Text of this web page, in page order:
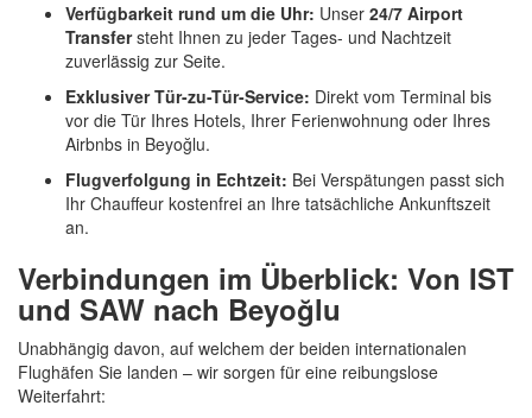
Verfügbarkeit rund um die Uhr: Unser 24/7 Airport
Transfersteht Ihnen zu jeder Tages- und Nachtzeit
zuverlässig zur Seite.
Exklusiver Tür-zu-Tür-Service: Direkt vom Terminal bis
vor die Tür Ihres Hotels, Ihrer Ferienwohnung oder Ihres
Airbnbs in Beyoğlu.
Flugverfolgung in Echtzeit: Bei Verspätungen passt sich
Ihr Chauffeur kostenfrei an Ihre tatsächliche Ankunftszeit
an.
Verbindungen im Überblick: Von IST
und SAW nach Beyoğlu
Unabhängig davon, auf welchem der beiden internationalen
Flughäfen Sie landen – wir sorgen für eine reibungslose
Weiterfahrt: